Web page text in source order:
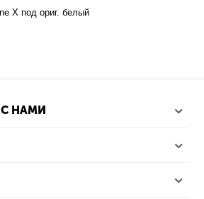
X под ориг. белый
НАМИ